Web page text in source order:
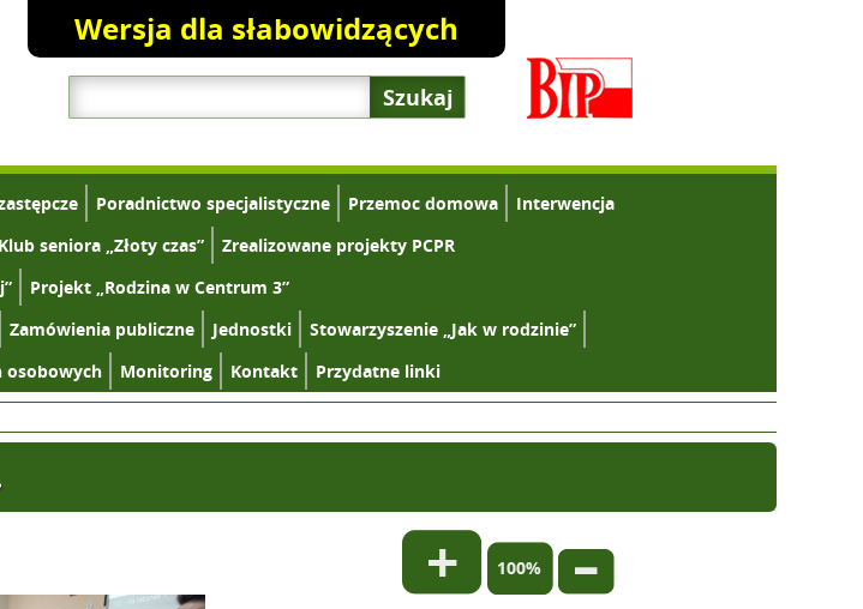
Wersja dla słabowidzących
Poradnictwo specjalistyczne Przemoc domowa
Interwencja
Klub seniora „Złoty czas”
Zrealizowane projekty PCPR
Projekt „Rodzina w Centrum 3”
Zamówienia publiczne Jednostki
Stowarzyszenie „Jak w rodzinie”
osobowych Monitoring Kontakt Przydatne linki
Zwiększ
rozmiar
tekstu
Normalny
rozmiar
tekstu
Zmniejsz
rozmiar
tekstu